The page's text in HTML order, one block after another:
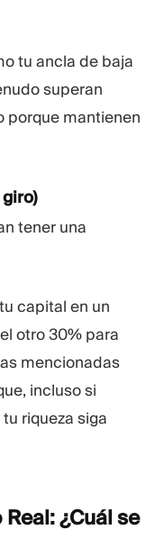
tu ancla de baja
superan
porque mantienen
tener una
capital en un
otro 30% para
mencionadas
incluso si
riqueza siga
¿Cuál se